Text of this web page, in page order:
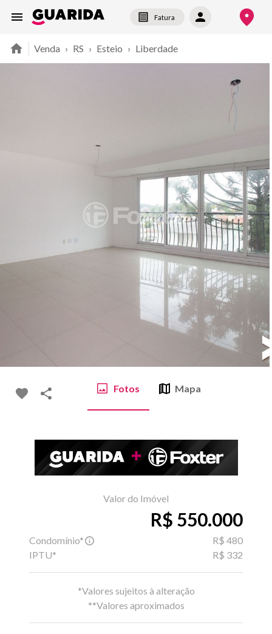
Fatura
Venda › RS › Esteio › Liberdade
Fotos Mapa
Valor do Imóvel
R$ 550.000
Condomínio*
R$ 480
IPTU*
R$ 332
*Valores sujeitos à alteração
**Valores aproximados